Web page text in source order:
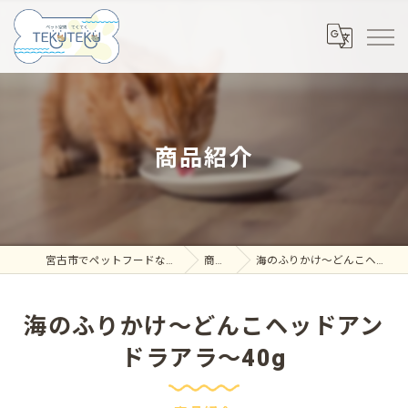
商品紹介
宮古市でペットフードならペット空間 てくてく 商品紹介 海のふりかけ～どんこヘッドアンドラアラ～40g
海のふりかけ～どんこヘッドアン
ドラアラ～40g